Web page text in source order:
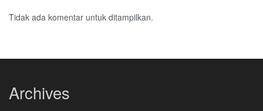
Tidak ada komentar untuk ditampilkan.
Archives